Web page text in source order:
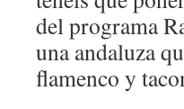
del programa
una andaluza
flamenco y